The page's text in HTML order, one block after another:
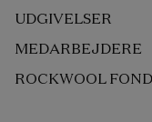
UDGIVELSER
MEDARBEJDERE
ROCKWOOL